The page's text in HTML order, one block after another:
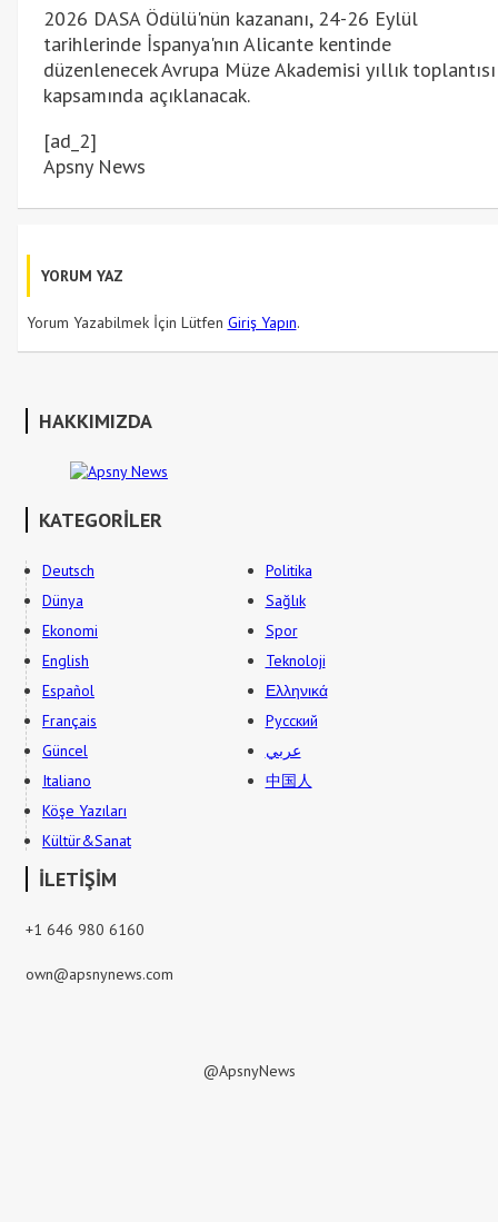
2026 DASA Ödülü'nün kazananı, 24-26 Eylül
tarihlerinde İspanya'nın Alicante kentinde
düzenlenecek Avrupa Müze Akademisi yıllık toplantısı
kapsamında açıklanacak.
[ad_2]
Apsny News
YORUM YAZ
Yorum Yazabilmek İçin Lütfen Giriş Yapın.
HAKKIMIZDA
KATEGORİLER
Deutsch
Dünya
Ekonomi
English
Español
Français
Güncel
Italiano
Köşe Yazıları
Kültür&Sanat
Politika
Sağlık
Spor
Teknoloji
Ελληνικά
Русский
عربي
中国人
İLETİŞİM
+1 646 980 6160
own@apsnynews.com
@ApsnyNews